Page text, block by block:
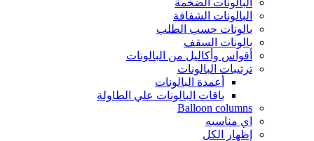
البالونات الشفافة
بالونات حسب الطلب
بالونات السقف
أقواس وأكاليل من البالونات
ترتيبات البالونات
أعمدة البالونات
باقات البالونات علي الطاولة
Balloon columns
اي مناسبه
إظهار الكل